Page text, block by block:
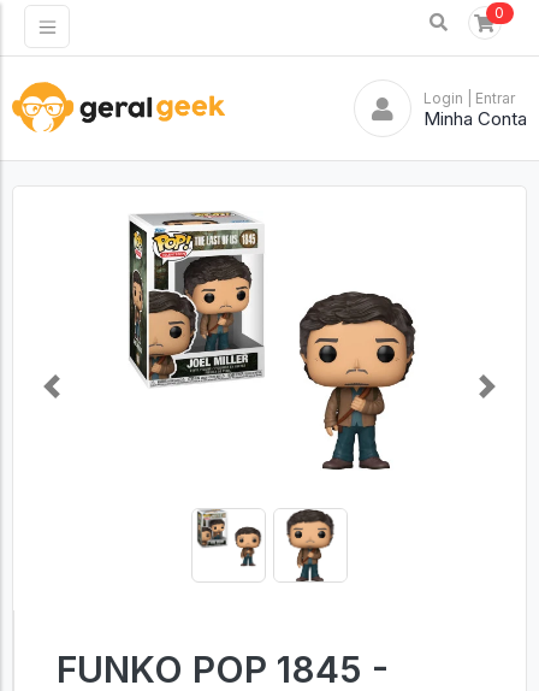
0
Login | Entrar
Minha Conta